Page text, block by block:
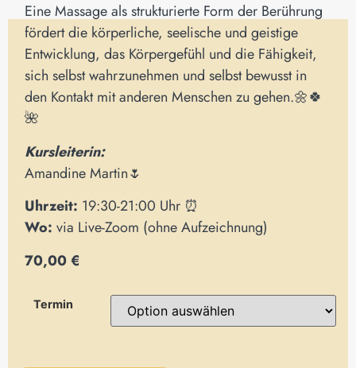
Eine Massage als strukturierte Form der Berührung
fördert die körperliche, seelische und geistige
Entwicklung, das Körpergefühl und die Fähigkeit,
sich selbst wahrzunehmen und selbst bewusst in
den Kontakt mit anderen Menschen zu gehen.🌼🍀
🌺
Kursleiterin:
Amandine Martin🌷
Uhrzeit: 19:30-21:00 Uhr ⏰
Wo: via Live-Zoom (ohne Aufzeichnung)
70,00 €
Termin